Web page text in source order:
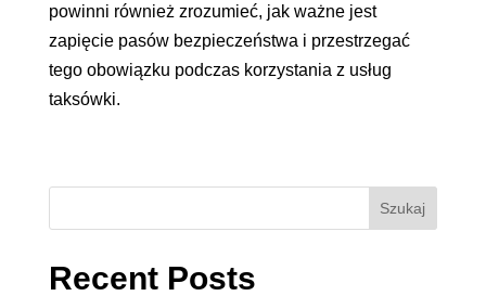
powinni również zrozumieć, jak ważne jest
zapięcie pasów bezpieczeństwa i przestrzegać
tego obowiązku podczas korzystania z usług
taksówki.
Szukaj
Recent Posts